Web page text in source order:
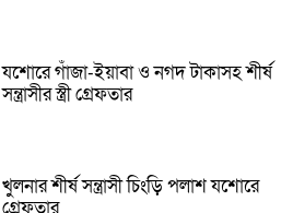
যশোরে গাঁজা-ইয়াবা ও নগদ টাকাসহ শীর্ষ
সন্ত্রাসীর স্ত্রী গ্রেফতার
খুলনার শীর্ষ সন্ত্রাসী চিংড়ি পলাশ যশোরে